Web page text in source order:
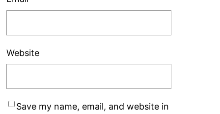
Website
Save my name, email, and website in